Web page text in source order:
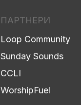
ПАРТНЕРИ
Loop Community
Sunday Sounds
CCLI
WorshipFuel